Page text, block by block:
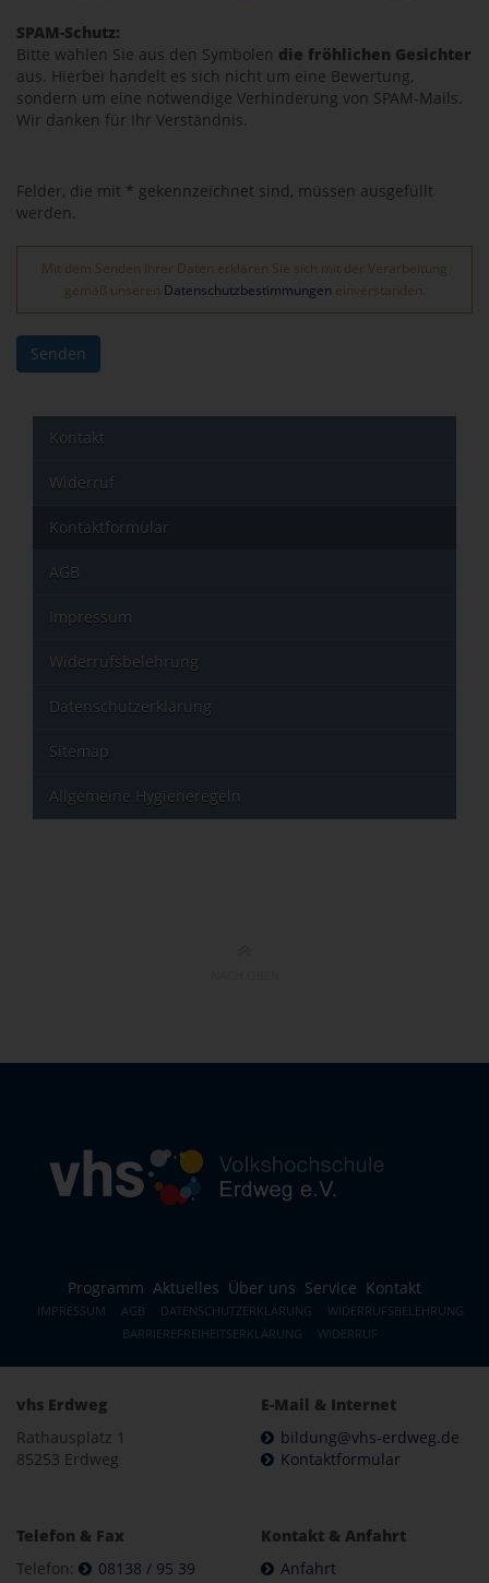
SPAM-Schutz:
Bitte wählen Sie aus den Symbolen die fröhlichen Gesichter
aus. Hierbei handelt es sich nicht um eine Bewertung,
sondern um eine notwendige Verhinderung von SPAM-Mails.
Wir danken für Ihr Verständnis.
Felder, die mit * gekennzeichnet sind, müssen ausgefüllt
werden.
Mit dem Senden Ihrer Daten erklären Sie sich mit der Verarbeitung
gemäß unseren Datenschutzbestimmungen einverstanden.
Senden
Kontakt
Widerruf
Kontaktformular
AGB
Impressum
Widerrufsbelehrung
Datenschutzerklärung
Sitemap
Allgemeine Hygieneregeln
Programm Aktuelles Über uns Service Kontakt
IMPRESSUM AGB DATENSCHUTZERKLÄRUNG
WIDERRUFSBELEHRUNG
BARRIEREFREIHEITSERKLÄRUNG
WIDERRUF
vhs Erdweg
Rathausplatz 1
85253 Erdweg
E-Mail & Internet
bildung@vhs-erdweg.de
Kontaktformular
Telefon & Fax
Telefon:
08138 / 95 39
Kontakt & Anfahrt
Anfahrt